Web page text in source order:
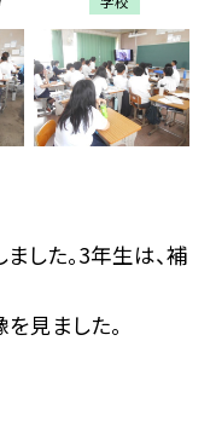
した。3年生は、補
見ました。